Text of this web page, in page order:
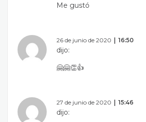
Me gustó
26 de junio de 2020 16:50
dijo:
🤗🤗👏👍
27 de junio de 2020 15:46
dijo: